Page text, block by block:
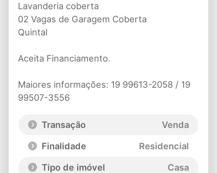
Lavanderia coberta
02 Vagas de Garagem Coberta
Quintal
Aceita Financiamento.
Maiores informações: 19 99613-2058 / 19
99507-3556
Transação
Venda
Finalidade
Residencial
Tipo de imóvel
Casa